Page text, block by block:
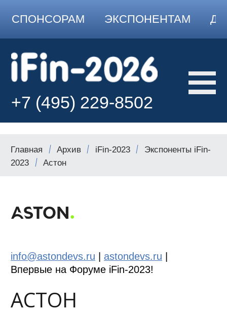
СПОНСОРАМ ЭКСПОНЕНТАМ
+7 (495) 229-8502
Главная Архив iFin-2023
Экспоненты iFin-
2023
Астон
info@astondevs.ru |astondevs.ru
Впервые на Форуме iFin-2023!
АСТОН